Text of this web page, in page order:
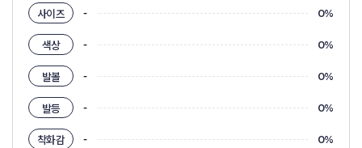
사이즈 - 0%
색상 - 0%
발볼 - 0%
발등 - 0%
착화감 - 0%